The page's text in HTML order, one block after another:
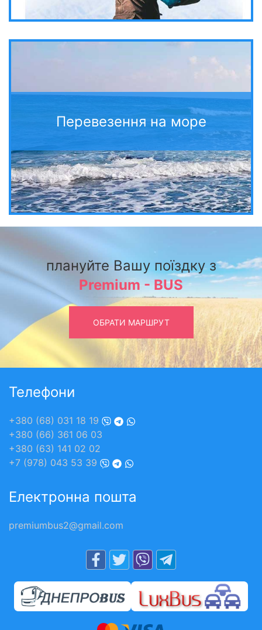
Перевезення на море
плануйте Вашу поїздку з
Premium - BUS
ОБРАТИ МАРШРУТ
Телефони
+380 (68) 031 18 19
+380 (66) 361 06 03
+380 (63) 141 02 02
+7 (978) 043 53 39
Електронна пошта
premiumbus2@gmail.com